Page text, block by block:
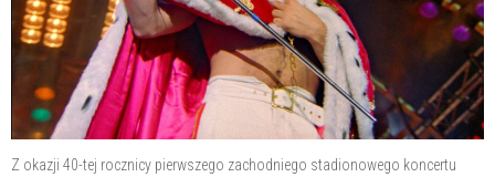
Z okazji 40-tej rocznicy pierwszego zachodniego stadionowego koncertu